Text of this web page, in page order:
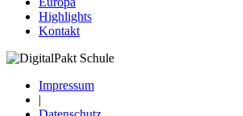
Highlights
Kontakt
Impressum
|